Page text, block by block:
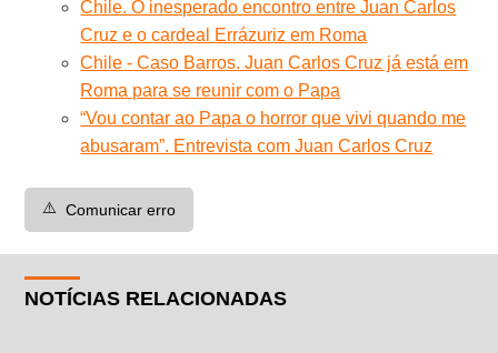
Chile. O inesperado encontro entre Juan Carlos
Cruz e o cardeal Errázuriz em Roma
Chile - Caso Barros. Juan Carlos Cruz já está em
Roma para se reunir com o Papa
“Vou contar ao Papa o horror que vivi quando me
abusaram”. Entrevista com Juan Carlos Cruz
⚠️ Comunicar erro
NOTÍCIAS RELACIONADAS